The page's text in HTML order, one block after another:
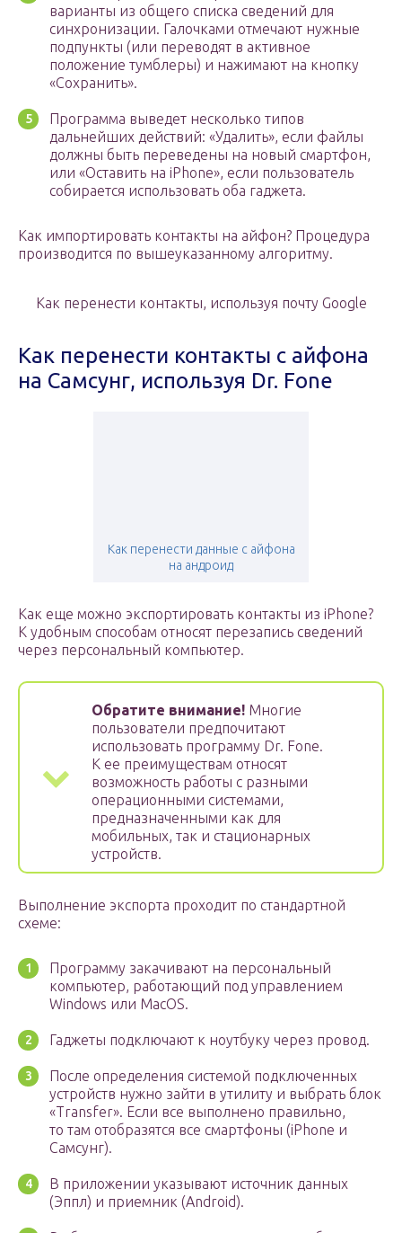
варианты из общего списка сведений для
синхронизации. Галочками отмечают нужные
подпункты (или переводят в активное
положение тумблеры) и нажимают на кнопку
«Сохранить».
Программа выведет несколько типов
дальнейших действий: «Удалить», если файлы
должны быть переведены на новый смартфон,
или «Оставить на iPhone», если пользователь
собирается использовать оба гаджета.
Как импортировать контакты на айфон? Процедура
производится по вышеуказанному алгоритму.
Как перенести контакты, используя почту Google
Как перенести контакты с айфона
на Самсунг, используя Dr. Fone
Как перенести данные с айфона
на андроид
Как еще можно экспортировать контакты из iPhone?
К удобным способам относят перезапись сведений
через персональный компьютер.
Обратите внимание! Многие
пользователи предпочитают
использовать программу Dr. Fone.
К ее преимуществам относят
возможность работы с разными
операционными системами,
предназначенными как для
мобильных, так и стационарных
устройств.
Выполнение экспорта проходит по стандартной
схеме:
Программу закачивают на персональный
компьютер, работающий под управлением
Windows или MacOS.
Гаджеты подключают к ноутбуку через провод.
После определения системой подключенных
устройств нужно зайти в утилиту и выбрать блок
«Transfer». Если все выполнено правильно,
то там отобразятся все смартфоны (iPhone и
Самсунг).
В приложении указывают источник данных
(Эппл) и приемник (Android).